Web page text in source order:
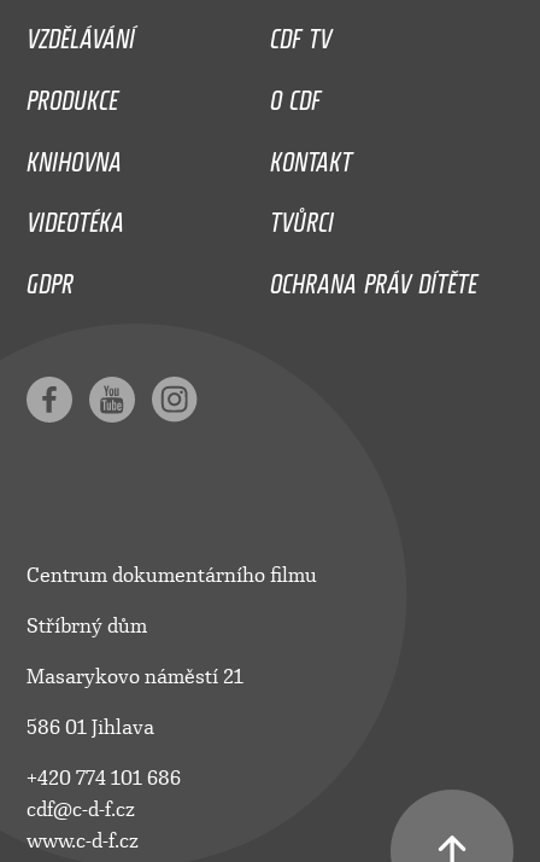
VZDĚLÁVÁNÍ
CDF TV
PRODUKCE
O CDF
KNIHOVNA
KONTAKT
VIDEOTÉKA
TVŮRCI
GDPR
OCHRANA PRÁV DÍTĚTE
Centrum dokumentárního filmu
Stříbrný dům
Masarykovo náměstí 21
586 01 Jihlava
+420 774 101 686
cdf@c-d-f.cz
www.c-d-f.cz